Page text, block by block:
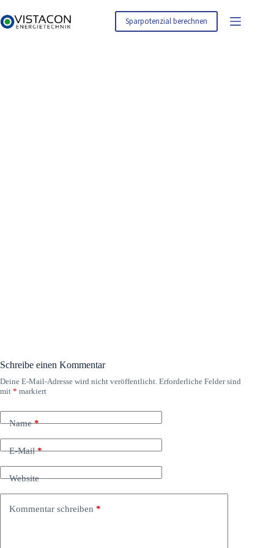
Inhalt
springen
Sparpotenzial berechnen
Schreibe einen Kommentar
Deine E-Mail-Adresse wird nicht veröffentlicht. Erforderliche Felder sind
mit * markiert
Name*
E-Mail*
Website
Kommentar schreiben *